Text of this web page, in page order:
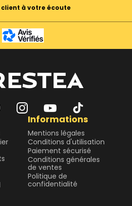
client à votre écoute
Informations
Mentions légales
Conditions d'utilisation
Paiement sécurisé
Conditions générales
de ventes
Politique de
confidentialité